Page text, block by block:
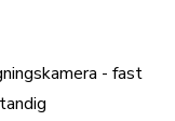
- fast